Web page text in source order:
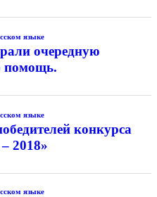
языке
очередную
помощь.
языке
конкурса
2018»
языке